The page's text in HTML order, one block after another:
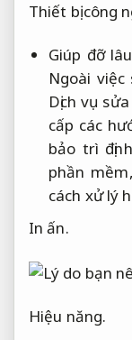
Thiết bị công
Giúp đỡ
Ngoài việc
Dịch vụ
cấp các
bảo trì
phần mềm,
cách xử lý
In ấn.
Hiệu năng.